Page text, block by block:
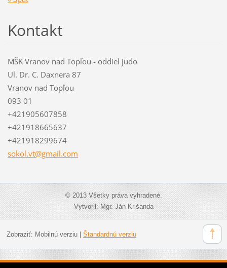
Kontakt
MŠK Vranov nad Topľou - oddiel judo
Ul. Dr. C. Daxnera 87
Vranov nad Topľou
093 01
+421905607858
+421918665637
+421918299674
sokol.vt@gmail.com
© 2013 Všetky práva vyhradené.
Vytvoril: Mgr. Ján Krišanda
Zobraziť: Mobilnú verziu| Štandardnú verziu